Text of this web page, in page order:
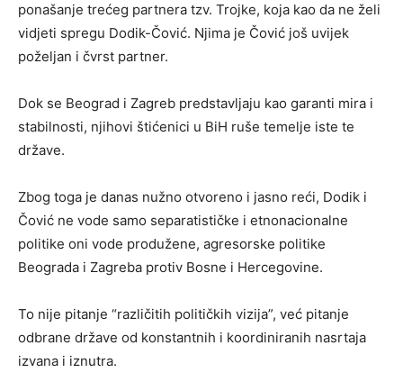
ponašanje trećeg partnera tzv. Trojke, koja kao da ne želi
vidjeti spregu Dodik-Čović. Njima je Čović još uvijek
poželjan i čvrst partner.
Dok se Beograd i Zagreb predstavljaju kao garanti mira i
stabilnosti, njihovi štićenici u BiH ruše temelje iste te
države.
Zbog toga je danas nužno otvoreno i jasno reći, Dodik i
Čović ne vode samo separatističke i etnonacionalne
politike oni vode produžene, agresorske politike
Beograda i Zagreba protiv Bosne i Hercegovine.
To nije pitanje “različitih političkih vizija”, već pitanje
odbrane države od konstantnih i koordiniranih nasrtaja
izvana i iznutra.